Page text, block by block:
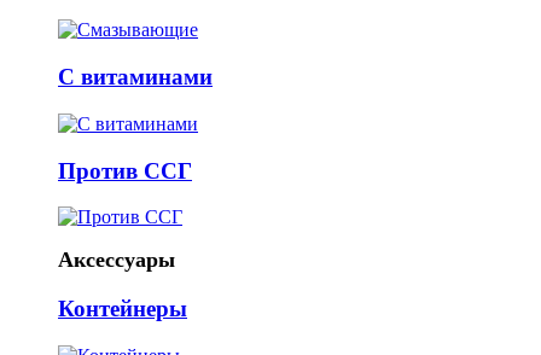
С витаминами
Против ССГ
Аксессуары
Контейнеры